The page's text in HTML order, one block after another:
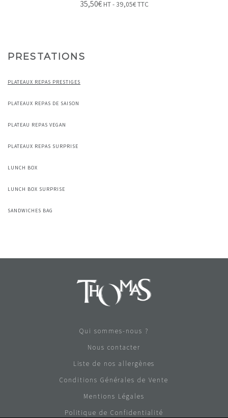
35,50€ HT -39,05€TTC
PRESTATIONS
PLATEAUX REPAS PRESTIGES
PLATEAUX REPAS DE SAISON
PLATEAU REPAS VEGAN
PLATEAUX REPAS SURPRISE
LUNCH BOX
LUNCH BOX SURPRISE
SANDWICHES BAG
Qui sommes-nous ?
Nous contacter
Liste de nos allergènes
Conditions Générales de Vente
Mentions Légales
Politique de Confidentialité